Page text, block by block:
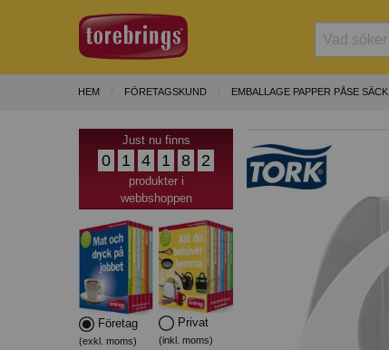
HEM FÖRETAGSKUND EMBALLAGE PAPPER PÅSE SÄCK
Just nu finns
0 1 4 1 8 2
produkter i
webbshoppen
Företag
(exkl. moms)
Privat
(inkl. moms)